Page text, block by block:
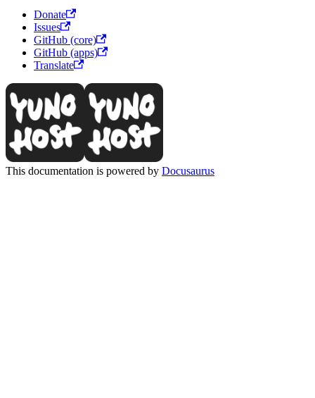
Donate
Issues
GitHub (core)
GitHub (apps)
Translate
This documentation is powered by Docusaurus